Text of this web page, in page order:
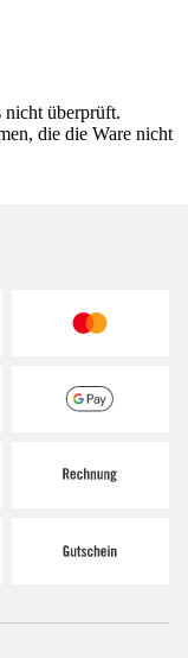
überprüft.
die die Ware nicht